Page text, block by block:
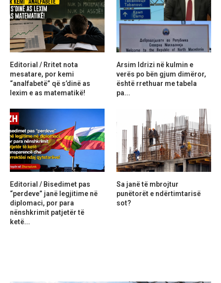
Editorial / Rritet nota
mesatare, por kemi
“analfabetë” që s’dinë as
lexim e as matematikë!
Arsim Idrizi në kulmin e
verës po bën gjum dimëror,
është rrethuar me tabela
pa...
Editorial / Bisedimet pas
“perdeve” janë legjitime në
diplomaci, por para
nënshkrimit patjetër të
ketë...
Sa janë të mbrojtur
punëtorët e ndërtimtarisë
sot?